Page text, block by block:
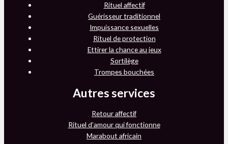
Rituel affectif
Guérisseur traditionnel
Impuissance sexuelles
Rituel de protection
Ettirer la chance au jeux
Sortilège
Trompes bouchées
Autres services
Retour affectif
Rituel d’amour qui fonctionne
Marabout africain